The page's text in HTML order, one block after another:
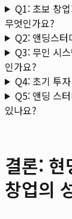
Q1: 초보 창
무엇인가요?
Q2: 앤딩스터
Q3: 무인 시
인가요?
Q4: 초기 투
Q5: 앤딩 스
있나요?
결론: 현
창업의